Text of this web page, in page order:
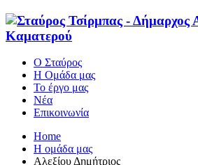
Ο Σταύρος
Η Ομάδα μας
Το έργο μας
Νέα
Επικοινωνία
Home
Η ομάδα μας
Αλεξίου Δημήτριος